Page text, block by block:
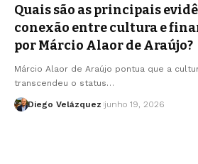
Quais são as principais
conexão entre cultura e
por Márcio Alaor de Araújo?
Márcio Alaor de Araújo pontua que a
transcendeu o status…
Diego Velázquez junho 19, 2026